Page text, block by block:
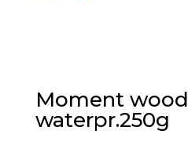
Moment wood
waterpr.250g